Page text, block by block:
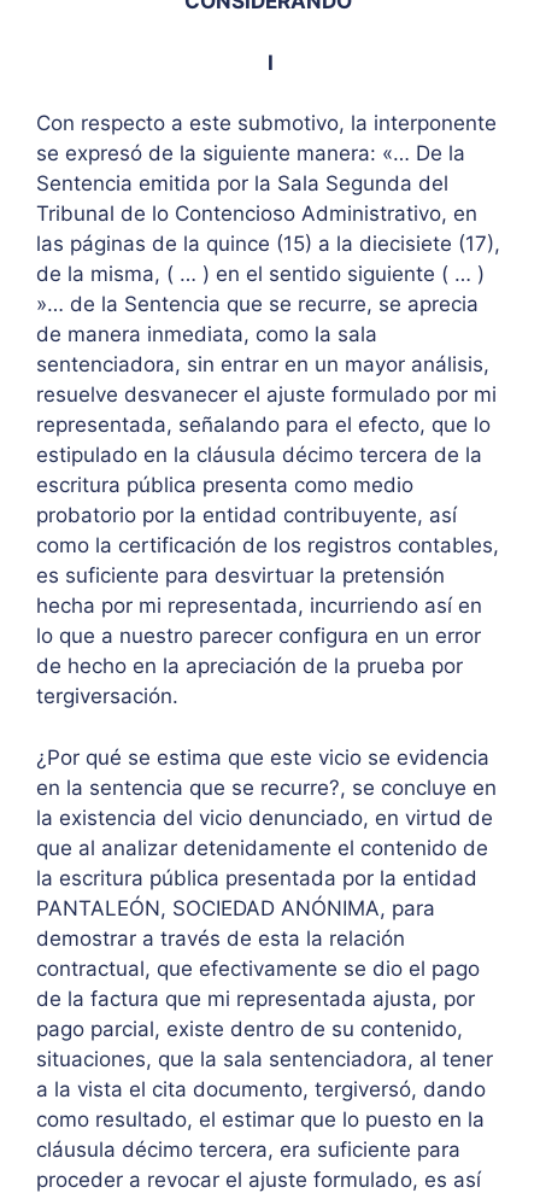
I
Con respecto a este submotivo, la interponente
se expresó de la siguiente manera: «… De la
Sentencia emitida por la Sala Segunda del
Tribunal de lo Contencioso Administrativo, en
las páginas de la quince (15) a la diecisiete (17),
de la misma, ( … ) en el sentido siguiente ( … )
»… de la Sentencia que se recurre, se aprecia
de manera inmediata, como la sala
sentenciadora, sin entrar en un mayor análisis,
resuelve desvanecer el ajuste formulado por mi
representada, señalando para el efecto, que lo
estipulado en la cláusula décimo tercera de la
escritura pública presenta como medio
probatorio por la entidad contribuyente, así
como la certificación de los registros contables,
es suficiente para desvirtuar la pretensión
hecha por mi representada, incurriendo así en
lo que a nuestro parecer configura en un error
de hecho en la apreciación de la prueba por
tergiversación.
¿Por qué se estima que este vicio se evidencia
en la sentencia que se recurre?, se concluye en
la existencia del vicio denunciado, en virtud de
que al analizar detenidamente el contenido de
la escritura pública presentada por la entidad
PANTALEÓN, SOCIEDAD ANÓNIMA, para
demostrar a través de esta la relación
contractual, que efectivamente se dio el pago
de la factura que mi representada ajusta, por
pago parcial, existe dentro de su contenido,
situaciones, que la sala sentenciadora, al tener
a la vista el cita documento, tergiversó, dando
como resultado, el estimar que lo puesto en la
cláusula décimo tercera, era suficiente para
proceder a revocar el ajuste formulado, es así